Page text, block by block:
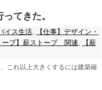
てきた。
イス生活,
【仕事】デザイン・
ーブ】薪ストーブ 関連
【薪
これ以上大きくするには建築確